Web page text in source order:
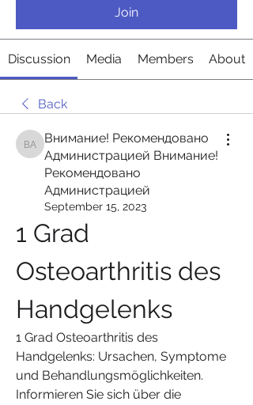
Join
Discussion Media Members About
Back
Внимание! Рекомендовано Администрацией
Внимание! Рекомендовано
Администрацией Внимание!
Рекомендовано
Администрацией
September 15, 2023
1 Grad
Osteoarthritis des
Handgelenks
1 Grad Osteoarthritis des
Handgelenks: Ursachen, Symptome
und Behandlungsmöglichkeiten.
Informieren Sie sich über die